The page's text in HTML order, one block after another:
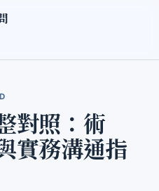
對照：術
實務溝通指